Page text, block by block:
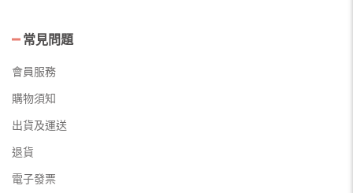
常見問題
會員服務
購物須知
出貨及運送
退貨
電子發票